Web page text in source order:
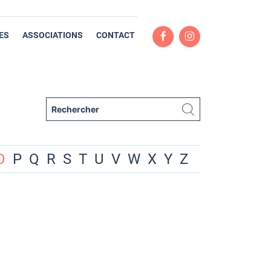
ASSOCIATIONS CONTACT
P Q R S T U V W X Y Z